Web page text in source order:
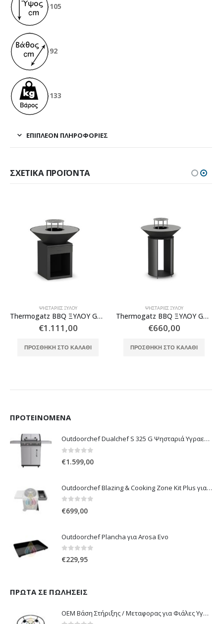
105
92
133
ΕΠΙΠΛΈΟΝ ΠΛΗΡΟΦΟΡΊΕΣ
ΣΧΕΤΙΚΆ ΠΡΟΪΌΝΤΑ
ΨΗΣΤΑΡΙΈΣ ΞΎΛΟΥ
Thermogatz BBQ ΞΥΛΟΥ GST- SFERA 92
€1.111,00
ΠΡΟΣΘΉΚΗ ΣΤΟ ΚΑΛΆΘΙ
ΨΗΣΤΑΡΙΈΣ ΞΎΛΟΥ
Thermogatz BBQ ΞΥΛΟΥ GST- SFERA 75
€660,00
ΠΡΟΣΘΉΚΗ ΣΤΟ ΚΑΛΆΘΙ
ΠΡΟΤΕΙΝΌΜΕΝΑ
Outdoorchef Dualchef S 325 G Ψησταριά Υγραερίου
€1.599,00
Outdoorchef Blazing & Cooking Zone Kit Plus για Ψησταριά Arosa Evo
€699,00
Outdoorchef Plancha για Arosa Evo
0out of 5
€229,95
ΠΡΏΤΑ ΣΕ ΠΩΛΉΣΕΙΣ
OEM Βάση Στήριξης / Μεταφορας για Φιάλες Υγραερίου 10 kg & 13 kg με ροδάκια